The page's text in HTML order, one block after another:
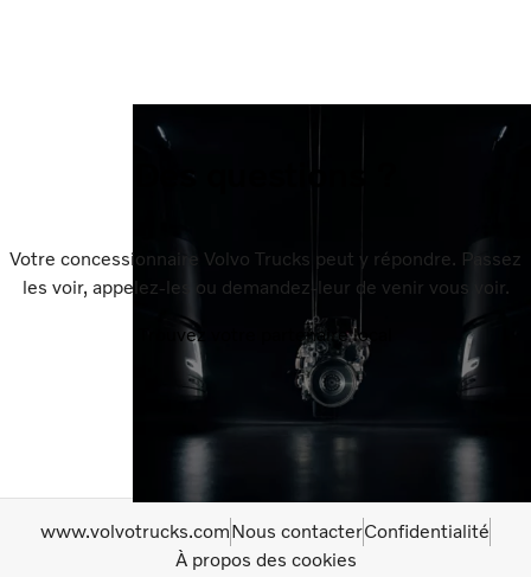
Des questions ?
Votre concessionnaire Volvo Trucks peut y répondre. Passez
les voir, appelez-les ou demandez-leur de venir vous voir.
Trouvez votre partenaire local
www.volvotrucks.comNous contacterConfidentialité
À propos des cookies